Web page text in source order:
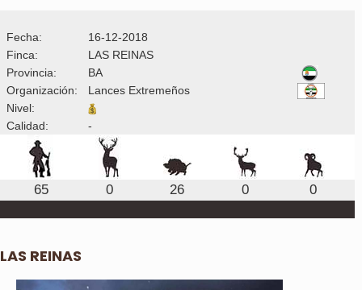
Fecha:
16-12-2018
Finca:
LAS REINAS
Provincia:
BA
Organización:
Lances Extremeños
Nivel:
Calidad:
-
65 0 26 0 0
LAS REINAS